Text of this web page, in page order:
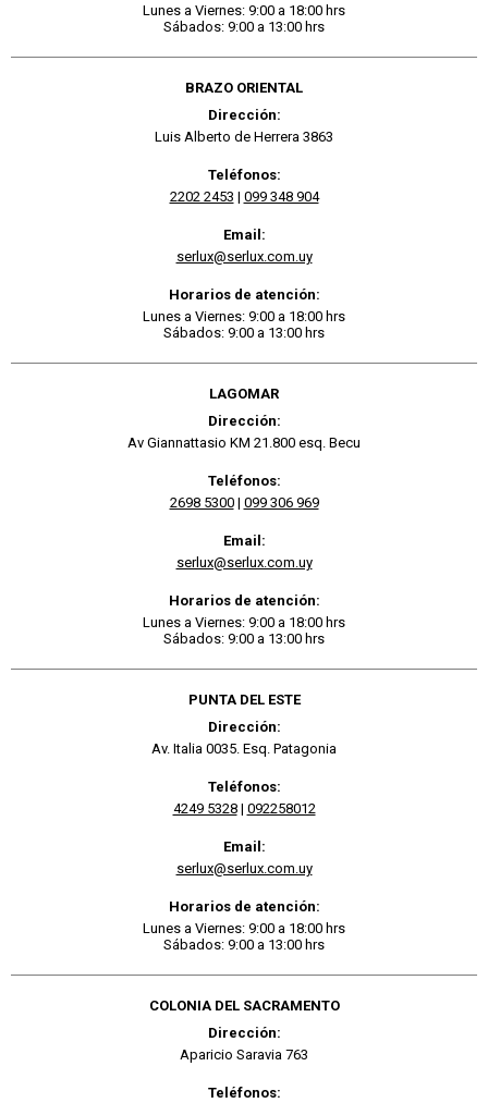
Lunes a Viernes: 9:00 a 18:00 hrs
Sábados: 9:00 a 13:00 hrs
BRAZO ORIENTAL
Dirección:
Luis Alberto de Herrera 3863
Teléfonos:
2202 2453 | 099 348 904
Email:
serlux@serlux.com.uy
Horarios de atención:
Lunes a Viernes: 9:00 a 18:00 hrs
Sábados: 9:00 a 13:00 hrs
LAGOMAR
Dirección:
Av Giannattasio KM 21.800 esq. Becu
Teléfonos:
2698 5300| 099 306 969
Email:
serlux@serlux.com.uy
Horarios de atención:
Lunes a Viernes: 9:00 a 18:00 hrs
Sábados: 9:00 a 13:00 hrs
PUNTA DEL ESTE
Dirección:
Av. Italia 0035. Esq. Patagonia
Teléfonos:
4249 5328| 092258012
Email:
serlux@serlux.com.uy
Horarios de atención:
Lunes a Viernes: 9:00 a 18:00 hrs
Sábados: 9:00 a 13:00 hrs
COLONIA DEL SACRAMENTO
Dirección:
Aparicio Saravia 763
Teléfonos: